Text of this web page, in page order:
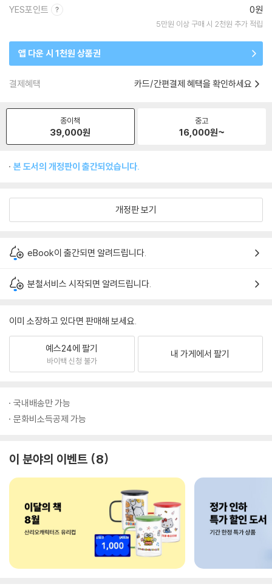
YES포인트 0원
5만원 이상 구매 시 2천원 추가 적립
앱 다운 시 1천원 상품권
결제혜택 카드/간편결제 혜택을 확인하세요
종이책
39,000원
중고
16,000원~
본 도서의 개정판이 출간되었습니다.
개정판 보기
eBook이 출간되면 알려드립니다.
분철서비스 시작되면 알려드립니다.
이미 소장하고 있다면 판매해 보세요.
예스24에 팔기
바이백 신청 불가
내 가게에서 팔기
국내배송만 가능
문화비소득공제 가능
이 분야의 이벤트 8